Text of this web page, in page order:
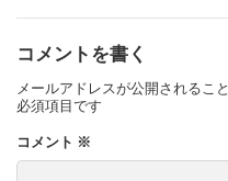
コメントを書く
メールアドレスが公開されるこ
必須項目です
コメント ※